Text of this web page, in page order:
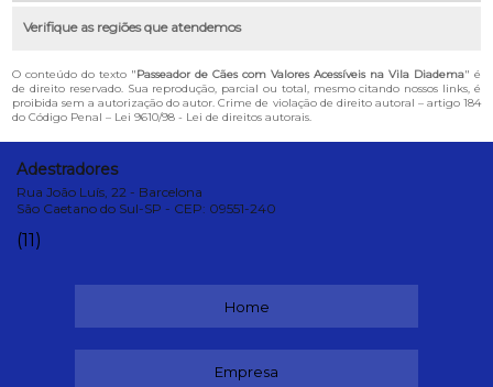
Verifique as regiões que atendemos
O conteúdo do texto "Passeador de Cães com Valores Acessíveis na Vila Diadema" é
de direito reservado. Sua reprodução, parcial ou total, mesmo citando nossos links, é
proibida sem a autorização do autor. Crime de violação de direito autoral – artigo 184
do Código Penal – Lei 9610/98 - Lei de direitos autorais.
Adestradores
Rua João Luís, 22 - Barcelona
São Caetano do Sul-SP - CEP: 09551-240
(11)
Home
Empresa